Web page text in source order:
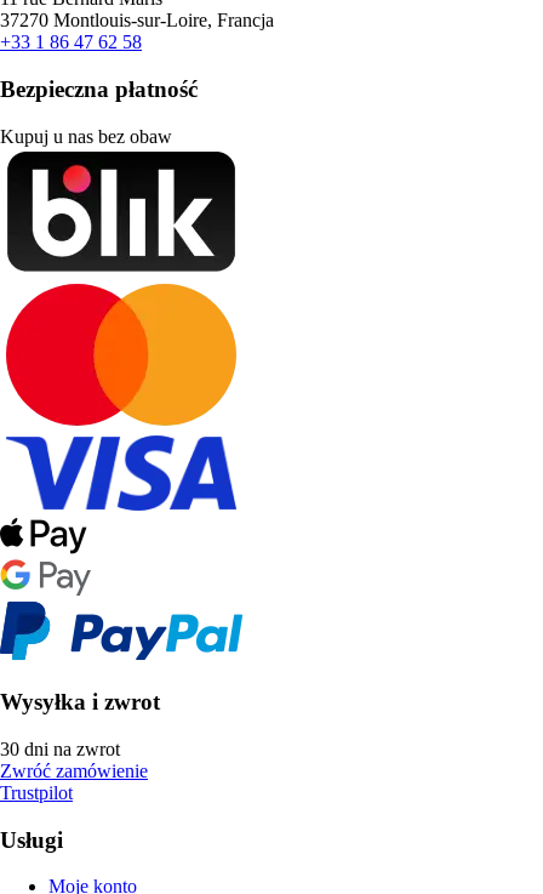
37270 Montlouis-sur-Loire, Francja
+33 1 86 47 62 58
Bezpieczna płatność
Kupuj u nas bez obaw
Wysyłka i zwrot
30 dni na zwrot
Zwróć zamówienie
Trustpilot
Usługi
Moje konto